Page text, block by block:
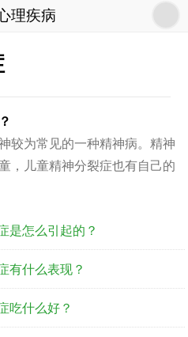
理疾病
较为常见的一种精神病。 精神
，儿童精神分裂症也有自己的
是怎么引起的？
有什么表现？
吃什么好？